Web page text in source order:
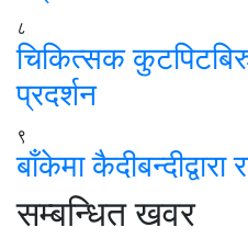
८
चिकित्सक
प्रदर्शन
९
बाँकेमा कैदीबन्दीद्वारा
सम्बन्धित खवर